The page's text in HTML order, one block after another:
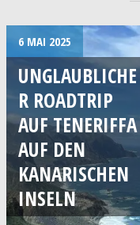
6 MAI 2025
UNGLAUBLICHE
R ROADTRIP
AUF TENERIFFA
AUF DEN
KANARISCHEN
INSELN